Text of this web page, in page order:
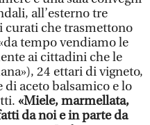
all’esterno tre
curati che trasmettono
tempo vendiamo le
ai cittadini che le
24 ettari di vigneto,
di aceto balsamico e lo
«Miele, marmellata,
da noi e in parte da